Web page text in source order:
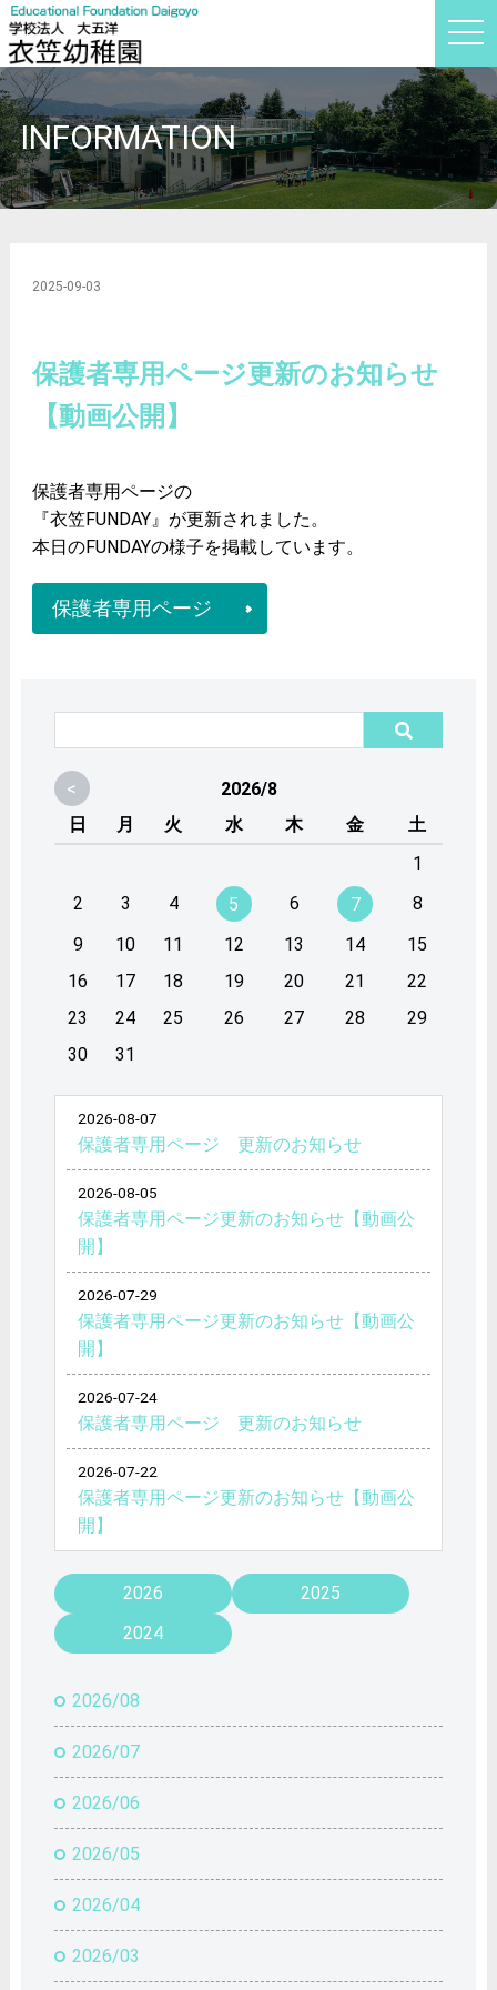
t
o
g
l
e
n
a
i
g
a
INFORMATION
2025-09-03
保護者専用ページ更新のお知らせ
【動画公開】
保護者専用ページの
『衣笠FUNDAY』が更新されました。
本日のFUNDAYの様子を掲載しています。
保護者専用ページ
<
2026/8
日
月 火 水 木 金
土
1
2
3 4 5 6 7
8
9
10 11 12 13 14
15
16
17 18 19 20 21
22
23
24 25 26 27 28
29
30
31
2026-08-07
保護者専用ページ 更新のお知らせ
2026-08-05
保護者専用ページ更新のお知らせ【動画公
開】
2026-07-29
保護者専用ページ更新のお知らせ【動画公
開】
2026-07-24
保護者専用ページ 更新のお知らせ
2026-07-22
保護者専用ページ更新のお知らせ【動画公
開】
2026
2025
2024
2026/08
2026/07
2026/06
2026/05
2026/04
2026/03